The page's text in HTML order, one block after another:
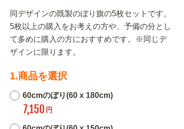
同デザインの既製のぼり旗の5枚セットです。
5枚以上の購入をお考えの方や、予備の分とし
て多めに購入の方におすすめです。※同じデ
ザインに限ります。
1.商品を選択
60cmのぼり(60 x 180cm)
7,150 円